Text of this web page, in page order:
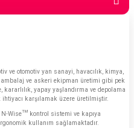
ve otomotiv yan sanayi, havacılık, kimya,
ve askeri ekipman üretimi gibi pek
yapay yaşlandırma ve depolama
karşılamak üzere üretilmiştir.
Wise™ kontrol sistemi ve kapıya
kullanım sağlamaktadır.